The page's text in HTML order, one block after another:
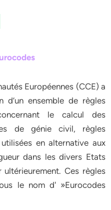
Européennes (CCE) a
d’un ensemble de règles
le calcul des
de génie civil, règles
en alternative aux
dans les divers Etats
Ces règles
le nom d' »Eurocodes